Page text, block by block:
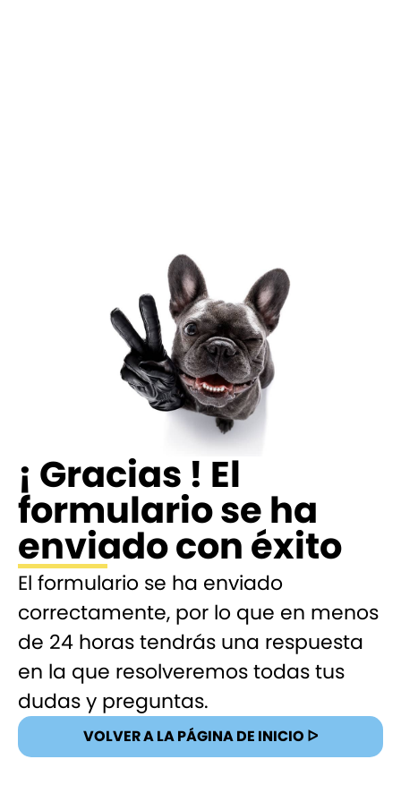
¡ Gracias ! El
formulario se ha
enviado con éxito
El formulario se ha enviado
correctamente, por lo que en menos
de 24 horas tendrás una respuesta
en la que resolveremos todas tus
dudas y preguntas.
VOLVER A LA PÁGINA DE INICIO ᐅ